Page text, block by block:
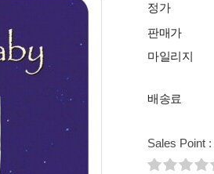
정가
판매가
마일리지
배송료
Sales Point :